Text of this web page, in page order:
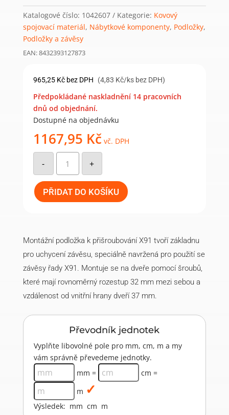
Katalogové číslo: 1042607 Kategorie: Kovový
spojovací materiál, Nábytkové komponenty, Podložky,
Podložky a závěsy
EAN: 8432393127873
965,25 Kč bez DPH (4,83 Kč/ks bez DPH)
Předpokládané naskladnění 14 pracovních
dnů od objednání.
Dostupné na objednávku
1167,95 Kč vč. DPH
-
X91/X92
Montážní
podložka
k
přišroubování,
H4,
poniklovaná
(200
+
PŘIDAT DO KOŠÍKU
Montážní podložka k přišroubování X91 tvoří základnu
pro uchycení závěsu, speciálně navržená pro použití se
závěsy řady X91. Montuje se na dveře pomocí šroubů,
které mají rovnoměrný rozestup 32 mm mezi sebou a
vzdálenost od vnitřní hrany dveří 37 mm.
Převodník jednotek
Vyplňte libovolné pole pro mm, cm, m a my
vám správně převedeme jednotky.
mm =
cm =
m
Výsledek: mm cm m